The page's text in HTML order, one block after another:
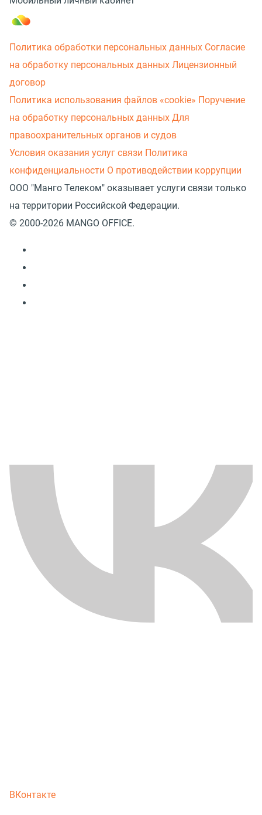
Политика обработки персональных данных Согласие
на обработку персональных данных Лицензионный
договор
Политика использования файлов «cookie» Поручение
на обработку персональных данных Для
правоохранительных органов и судов
Условия оказания услуг связи Политика
конфиденциальности О противодействии коррупции
ООО "Манго Телеком" оказывает услуги связи только
на территории Российской Федерации.
© 2000-2026 MANGO OFFICE.
ВКонтакте